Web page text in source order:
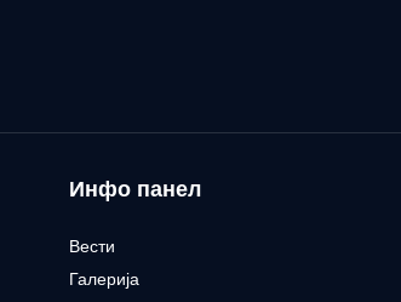
Инфо панел
Вести
Галерија